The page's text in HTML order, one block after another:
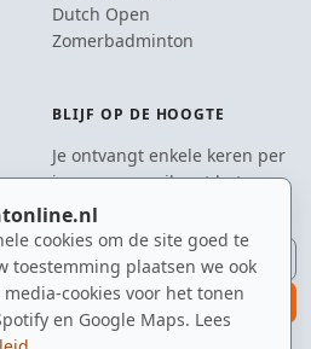
cookies om de site goed te
toestemming plaatsen we ook
cookies voor het tonen
en Google Maps. Lees
Dutch Open
Zomerbadminton
BLIJF OP DE HOOGTE
Je ontvangt enkele keren per
jaar een e-mail met het
laatste badmintonnieuws.
E-mailadres
aanmelden